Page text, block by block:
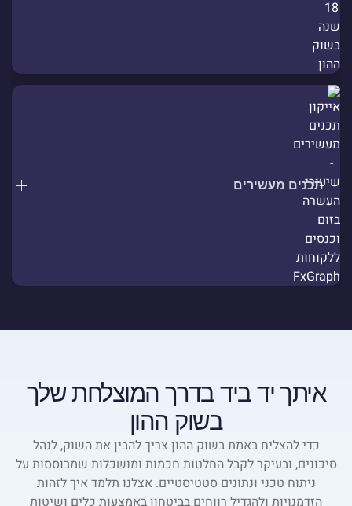
תכנים מעשירים
איתך יד ביד בדרך המוצלחת שלך
בשוק ההון
כדי להצליח באמת בשוק ההון צריך להבין את השוק, לנהל
סיכונים, ובעיקר לקבל החלטות חכמות ומושכלות שמבוססות על
ניתוח טכני ונתונים סטטיסטיים. אצלנו תלמד איך לזהות